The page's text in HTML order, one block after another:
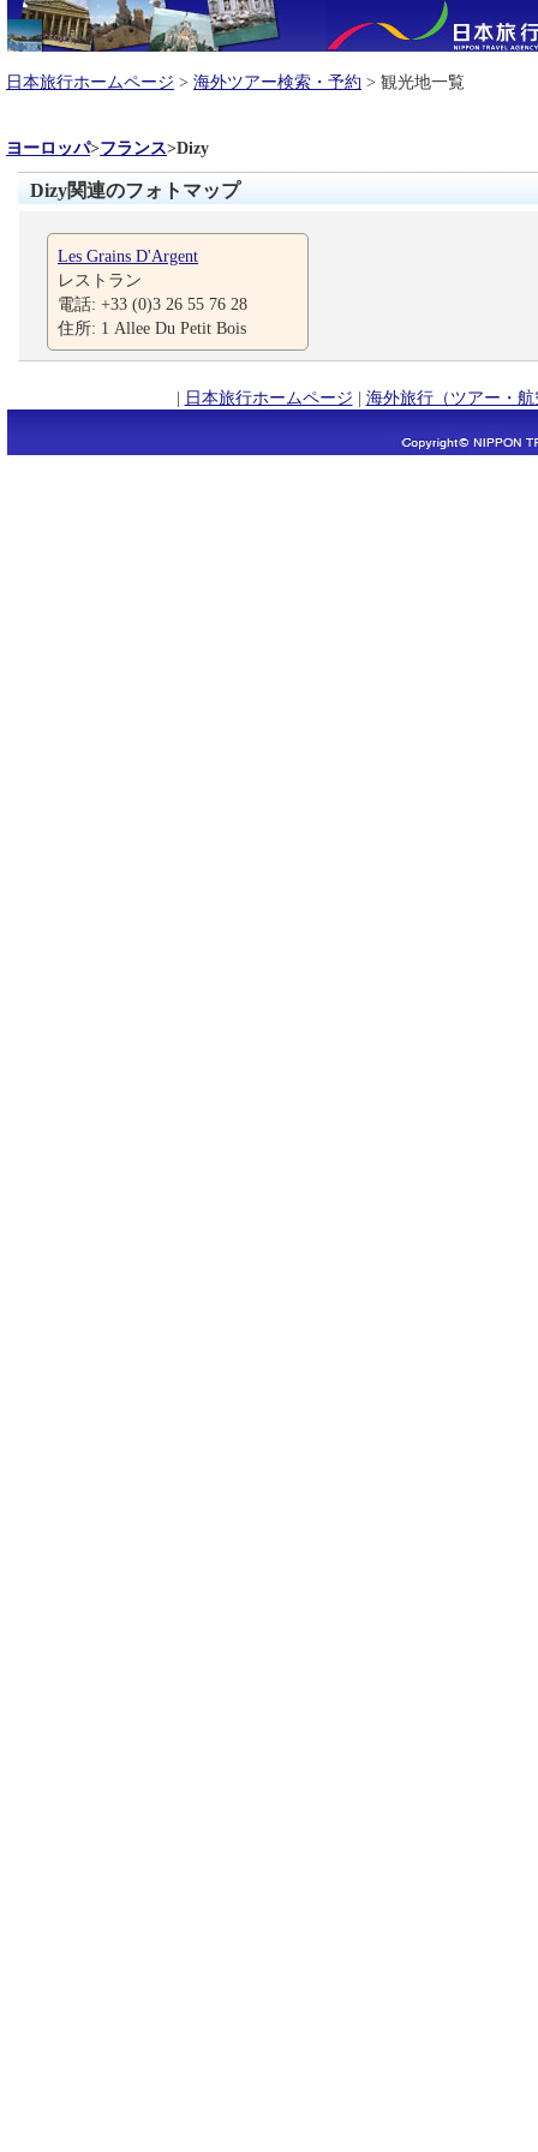
日本旅行ホームページ > 海外ツアー検索・予約 > 観光地一覧
ヨーロッパ>フランス>Dizy
Dizy関連のフォトマップ
Les Grains D'Argent
レストラン
電話: +33 (0)3 26 55 76 28
住所: 1 Allee Du Petit Bois
| 日本旅行ホームページ | 海外旅行（ツアー・航